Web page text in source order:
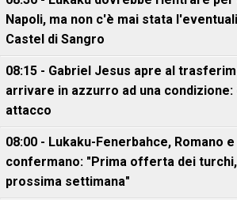
Napoli, ma non c'è mai stata
Castel di Sangro
08:15 - Gabriel Jesus apre al
arrivare in azzurro ad una condizione:
attacco
08:00 - Lukaku-Fenerbahce, Romano
confermano: "Prima offerta dei
prossima settimana"